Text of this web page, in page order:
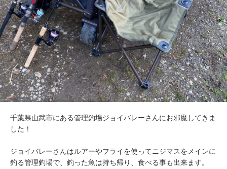
千葉県山武市にある管理釣場ジョイバレーさんにお邪魔してきま
した！
ジョイバレーさんはルアーやフライを使ってニジマスをメインに
釣る管理釣場で、釣った魚は持ち帰り、食べる事も出来ます。